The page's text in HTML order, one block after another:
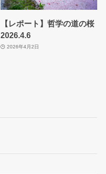
【レポート】哲学の道の桜
2026.4.6
2026年4月2日